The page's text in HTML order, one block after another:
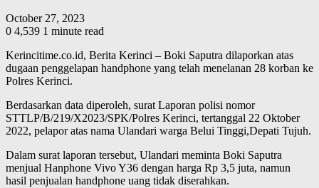
October 27, 2023
0 4,539 1 minute read
Kerincitime.co.id, Berita Kerinci – Boki Saputra dilaporkan atas
dugaan penggelapan handphone yang telah menelanan 28 korban ke
Polres Kerinci.
Berdasarkan data diperoleh, surat Laporan polisi nomor
STTLP/B/219/X2023/SPK/Polres Kerinci, tertanggal 22 Oktober
2022, pelapor atas nama Ulandari warga Belui Tinggi,Depati Tujuh.
Dalam surat laporan tersebut, Ulandari meminta Boki Saputra
menjual Hanphone Vivo Y36 dengan harga Rp 3,5 juta, namun
hasil penjualan handphone uang tidak diserahkan.